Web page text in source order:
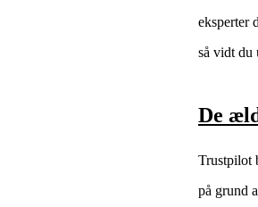
eksperter
så vidt du
De
Trustpilot
på grund